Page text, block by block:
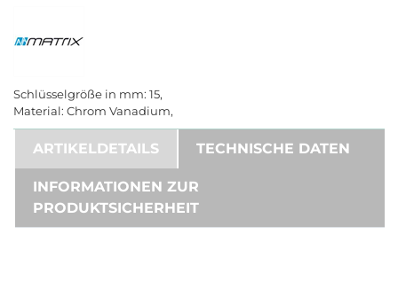
Schlüsselgröße in mm: 15,
Material: Chrom Vanadium,
ARTIKELDETAILS TECHNISCHE DATEN
INFORMATIONEN ZUR
PRODUKTSICHERHEIT